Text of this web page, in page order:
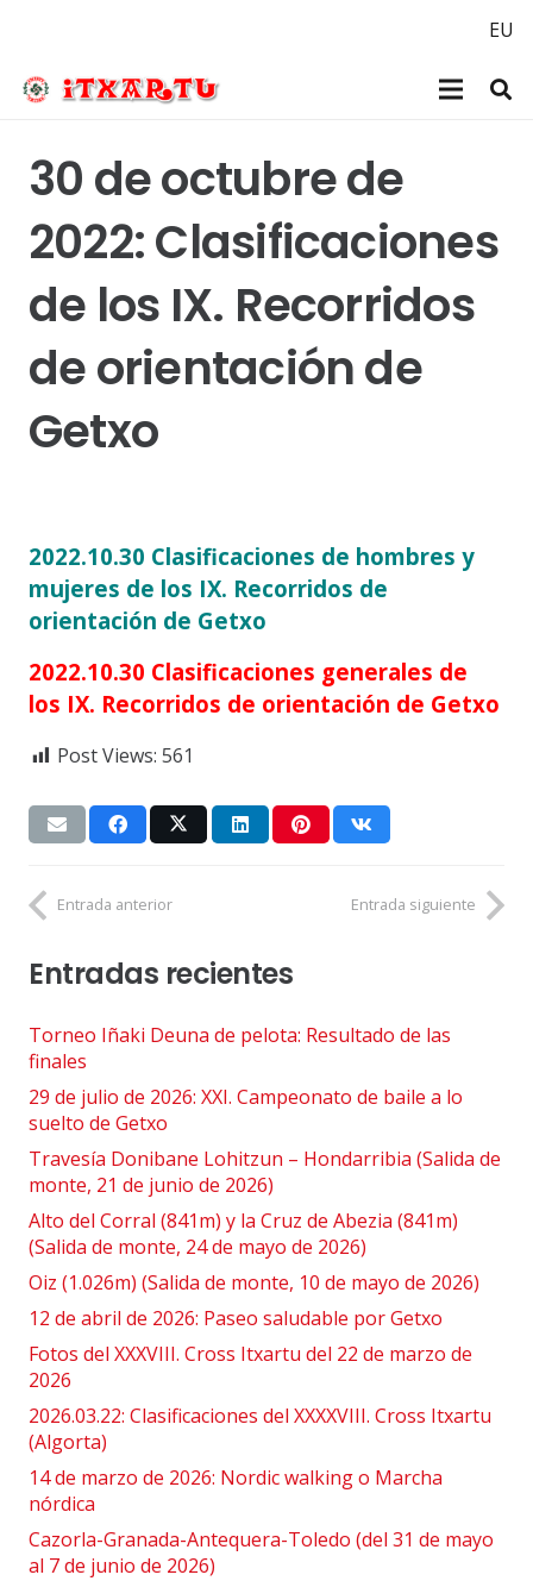
EU
30 de octubre de
2022: Clasificaciones
de los IX. Recorridos
de orientación de
Getxo
2022.10.30 Clasificaciones de hombres y
mujeres de los IX. Recorridos de
orientación de Getxo
2022.10.30 Clasificaciones generales de
los IX. Recorridos de orientación de Getxo
Post Views: 561
Entrada anterior Entrada siguiente
Entradas recientes
Torneo Iñaki Deuna de pelota: Resultado de las
finales
29 de julio de 2026: XXI. Campeonato de baile a lo
suelto de Getxo
Travesía Donibane Lohitzun – Hondarribia (Salida de
monte, 21 de junio de 2026)
Alto del Corral (841m) y la Cruz de Abezia (841m)
(Salida de monte, 24 de mayo de 2026)
Oiz (1.026m) (Salida de monte, 10 de mayo de 2026)
12 de abril de 2026: Paseo saludable por Getxo
Fotos del XXXVIII. Cross Itxartu del 22 de marzo de
2026
2026.03.22: Clasificaciones del XXXXVIII. Cross Itxartu
(Algorta)
14 de marzo de 2026: Nordic walking o Marcha
nórdica
Cazorla-Granada-Antequera-Toledo (del 31 de mayo
al 7 de junio de 2026)